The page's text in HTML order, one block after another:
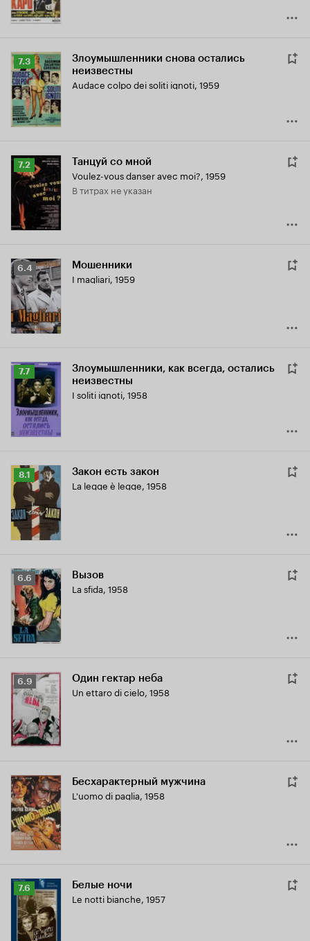
Рейтинг
Кинопоиска
7.3
7.3
Злоумышленники снова остались
неизвестны
Audace colpo dei soliti ignoti, 1959
Рейтинг
Кинопоиска
7.2 Танцуй со мной
Voulez-vous danser avec moi?, 1959
в титрах не указан
Рейтинг
Кинопоиска
6.4
6.4 Мошенники
I magliari, 1959
Рейтинг
Кинопоиска
7.7
7.7
Злоумышленники, как всегда, остались
неизвестны
I soliti ignoti, 1958
Рейтинг
Кинопоиска
8.1
8.1 Закон есть закон
La legge è legge, 1958
Рейтинг
Кинопоиска
6.6
6.6 Вызов
La sfida, 1958
Рейтинг
Кинопоиска
6.9
6.9 Один гектар неба
Un ettaro di cielo, 1958
Бесхарактерный мужчина
L'uomo di paglia, 1958
Рейтинг
Кинопоиска
7.6
7.6 Белые ночи
Le notti bianche, 1957